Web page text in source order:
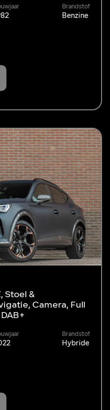
Brandstof
Benzine
Stoel &
Camera, Full
Brandstof
Hybride